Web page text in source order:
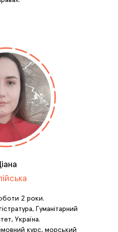
2 роки.
Гуманітарний
Україна.
курс, морський